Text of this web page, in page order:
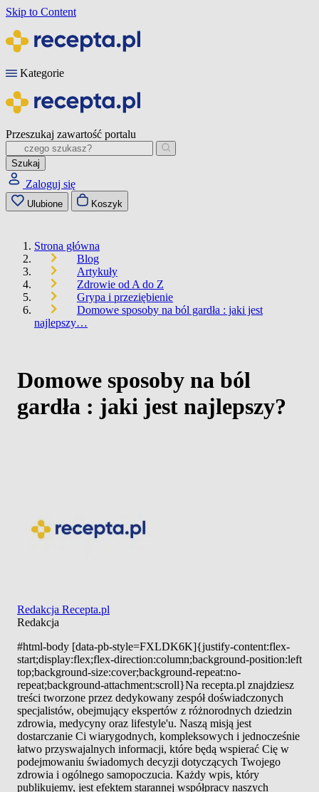
Skip to Content
Kategorie
Przeszukaj zawartość portalu
Szukaj
Zaloguj się
Ulubione Koszyk
Strona główna
Blog
Artykuły
Zdrowie od A do Z
Grypa i przeziębienie
Domowe sposoby na ból gardła : jaki jest
najlepszy…
Domowe sposoby na ból
gardła : jaki jest najlepszy?
Redakcja Recepta.pl
Redakcja
#html-body [data-pb-style=FXLDK6K]{justify-content:flex-
start;display:flex;flex-direction:column;background-position:left
top;background-size:cover;background-repeat:no-
repeat;background-attachment:scroll}Na recepta.pl znajdziesz
treści tworzone przez dedykowany zespół doświadczonych
specjalistów, obejmujący ekspertów z różnorodnych dziedzin
zdrowia, medycyny oraz lifestyle'u. Naszą misją jest
dostarczanie Ci wiarygodnych, kompleksowych i jednocześnie
łatwo przyswajalnych informacji, które będą wspierać Cię w
podejmowaniu świadomych decyzji dotyczących Twojego
zdrowia i ogólnego samopoczucia. Każdy wpis, który
publikujemy, jest efektem starannej współpracy naszych